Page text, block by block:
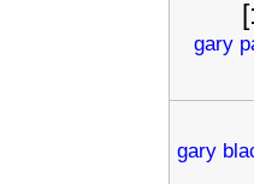
gary
gary